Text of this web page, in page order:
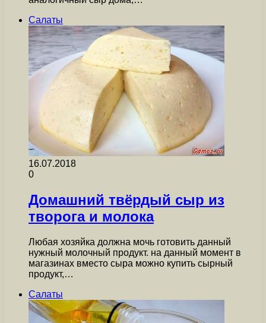
Салаты
16.07.2018
0
Домашний твёрдый сыр из
творога и молока
Любая хозяйка должна мочь готовить данный
нужный молочный продукт. на данный момент в
магазинах вместо сыра можно купить сырный
продукт,…
Салаты